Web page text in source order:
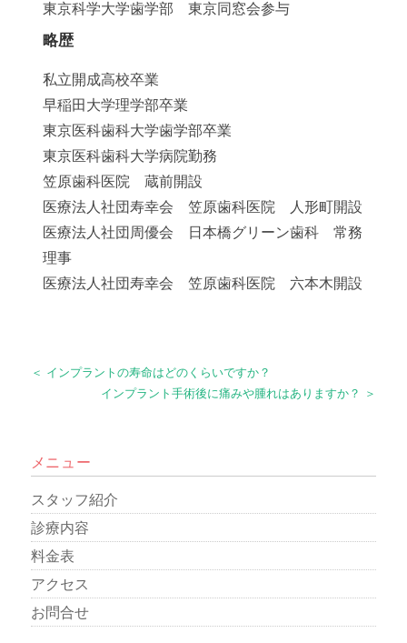
東京科学大学歯学部 東京同窓会参与
略歴
私立開成高校卒業
早稲田大学理学部卒業
東京医科歯科大学歯学部卒業
東京医科歯科大学病院勤務
笠原歯科医院 蔵前開設
医療法人社団寿幸会 笠原歯科医院 人形町開設
医療法人社団周優会 日本橋グリーン歯科 常務
理事
医療法人社団寿幸会 笠原歯科医院 六本木開設
＜ インプラントの寿命はどのくらいですか？
インプラント手術後に痛みや腫れはありますか？ ＞
メニュー
スタッフ紹介
診療内容
料金表
アクセス
お問合せ